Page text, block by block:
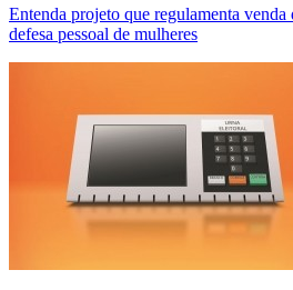
Entenda projeto que regulamenta venda
defesa pessoal de mulheres